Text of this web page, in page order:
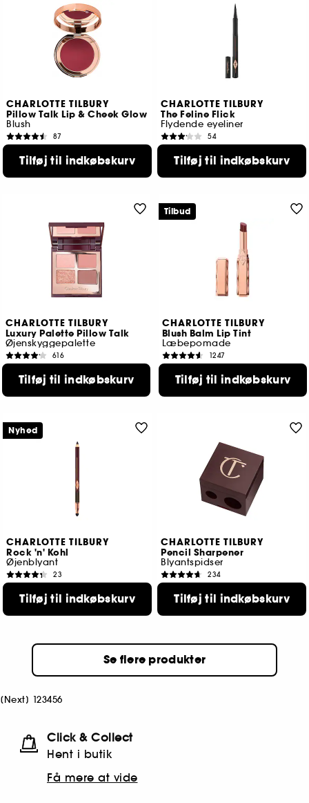
CHARLOTTE TILBURY
Pillow Talk Lip & Cheek Glow
Blush
87
Tilføj til indkøbskurv
CHARLOTTE TILBURY
The Feline Flick
Flydende eyeliner
54
2 tilgængelige farver
Tilføj til indkøbskurv
CHARLOTTE TILBURY
Luxury Palette Pillow Talk
Øjenskyggepalette
616
Tilføj til indkøbskurv
CHARLOTTE TILBURY
Blush Balm Lip Tint
Læbepomade
1247
Laveste pris249,00 KR
Tilføj til indkøbskurv
Tilbud
CHARLOTTE TILBURY
Rock 'n' Kohl
Øjenblyant
23
6 tilgængelige farver
Tilføj til indkøbskurv
Nyhed
CHARLOTTE TILBURY
Pencil Sharpener
Blyantspidser
234
Tilføj til indkøbskurv
Se flere produkter
[Next] 123456
Click & Collect
Hent i butik
Få mere at vide